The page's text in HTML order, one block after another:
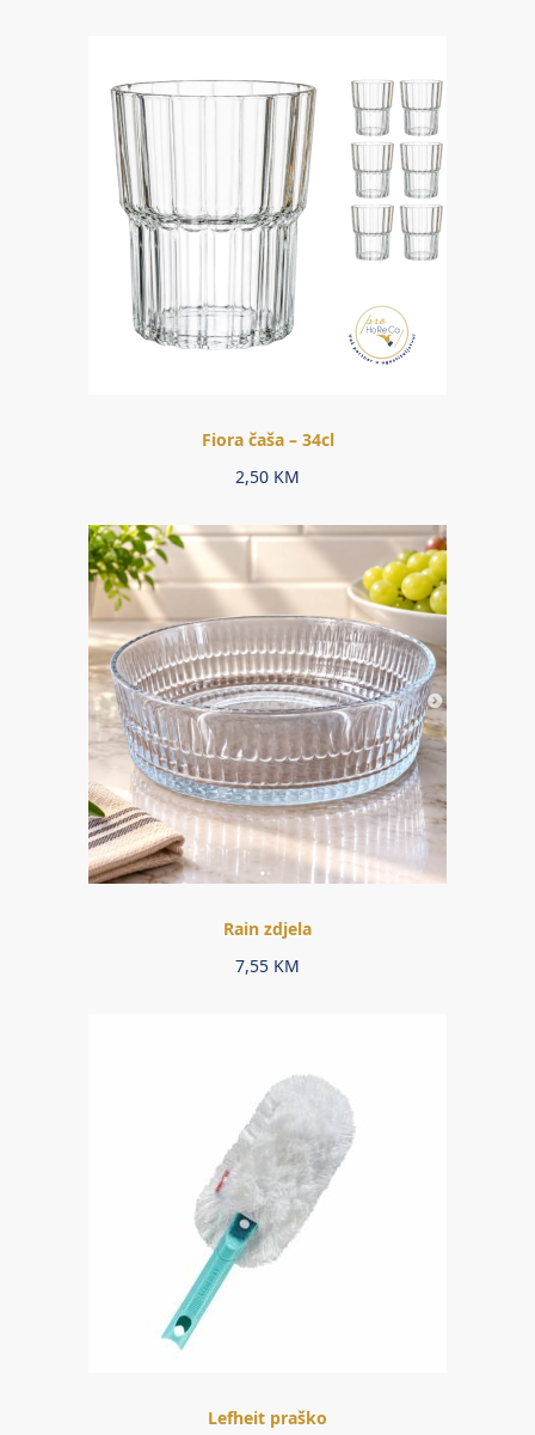
Fiora čaša – 34cl
2,50 KM
Rain zdjela
7,55 KM
Lefheit praško